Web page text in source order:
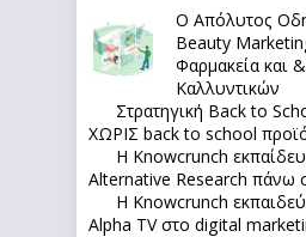
Ο Απόλυτoς
Beauty
Φαρμακεία και
Καλλυντικών
Στρατηγική Back to
ΧΩΡΙΣ back to school
Η Knowcrunch
Alternative Research πάνω
Η Knowcrunch
Alpha TV στο digital